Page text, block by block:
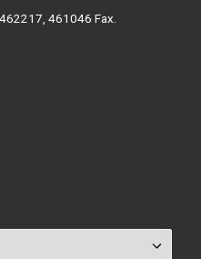
461046 Fax.